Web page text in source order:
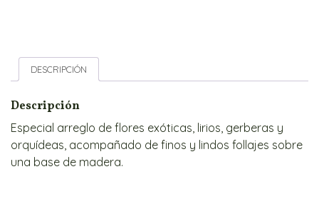
DESCRIPCIÓN
Descripción
Especial arreglo de flores exóticas, lirios, gerberas y
orquídeas, acompañado de finos y lindos follajes sobre
una base de madera.